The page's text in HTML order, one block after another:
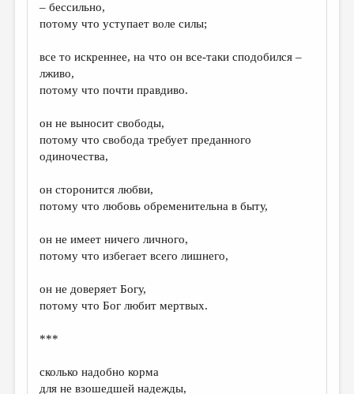
– бессильно,
потому что уступает воле силы;
все то искреннее, на что он все-таки сподобился –
лживо,
потому что почти правдиво.
он не выносит свободы,
потому что свобода требует преданного
одиночества,
он сторонится любви,
потому что любовь обременительна в быту,
он не имеет ничего личного,
потому что избегает всего лишнего,
он не доверяет Богу,
потому что Бог любит мертвых.
***
сколько надобно корма
для не взошедшей надежды,